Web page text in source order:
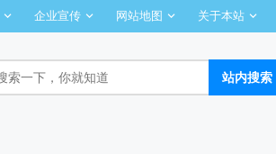
企业宣传 网站地图 关于本站